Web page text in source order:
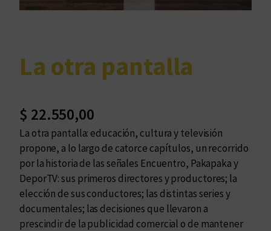
La otra pantalla
$ 22.550,00
La otra pantalla: educación, cultura y televisión
propone, a lo largo de catorce capítulos, un recorrido
por la historia de las señales Encuentro, Pakapaka y
DeporTV: sus primeros directores y productores; la
elección de sus conductores; las distintas series y
documentales; las decisiones que llevaron a
prescindir de la publicidad comercial o de mantener